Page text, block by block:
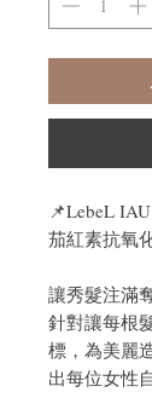
📌LebeL
茄紅素抗氧
讓秀髮注滿
針對讓每根
標，為美麗
出每位女性